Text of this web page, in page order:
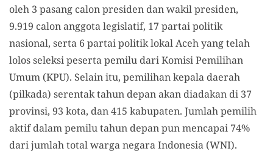
oleh 3 pasang calon presiden dan wakil presiden,
9.919 calon anggota legislatif, 17 partai politik
nasional, serta 6 partai politik lokal Aceh yang telah
lolos seleksi peserta pemilu dari Komisi Pemilihan
Umum (KPU). Selain itu, pemilihan kepala daerah
(pilkada) serentak tahun depan akan diadakan di 37
provinsi, 93 kota, dan 415 kabupaten. Jumlah pemilih
aktif dalam pemilu tahun depan pun mencapai 74%
dari jumlah total warga negara Indonesia (WNI).